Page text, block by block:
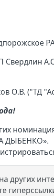
О.В. ("ТД
ДЫБЕНКО».
других